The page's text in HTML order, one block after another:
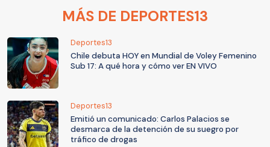
MÁS DE DEPORTES13
Deportes13
Chile debuta HOY en Mundial de Voley Femenino
Sub 17: A qué hora y cómo ver EN VIVO
Deportes13
Emitió un comunicado: Carlos Palacios se
desmarca de la detención de su suegro por
tráfico de drogas